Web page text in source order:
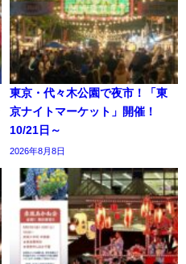
東京・代々木公園で夜市！「東
京ナイトマーケット」開催！
10/21日～
2026年8月8日